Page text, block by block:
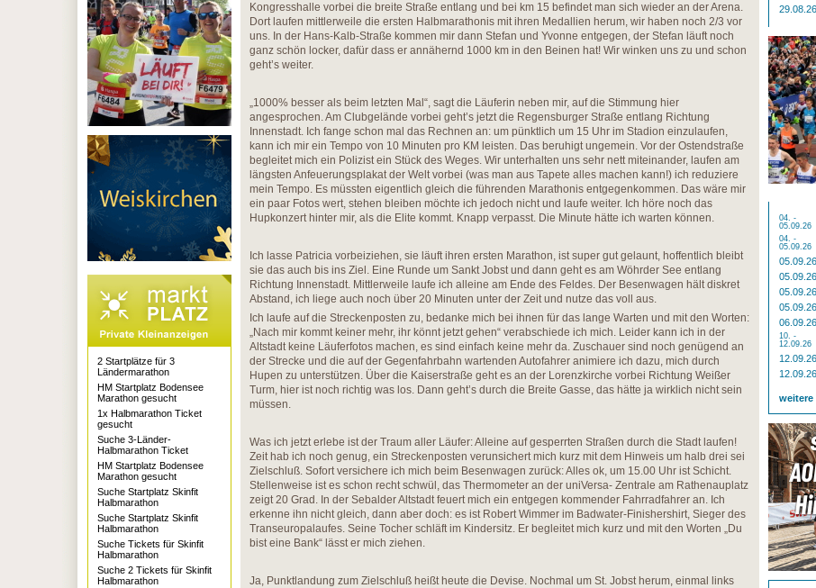
Kongresshalle vorbei die breite Straße entlang und bei km 15 befindet man sich wieder an der Arena.
Dort laufen mittlerweile die ersten Halbmarathonis mit ihren Medallien herum, wir haben noch 2/3 vor
uns. In der Hans-Kalb-Straße kommen mir dann Stefan und Yvonne entgegen, der Stefan läuft noch
ganz schön locker, dafür dass er annähernd 1000 km in den Beinen hat! Wir winken uns zu und schon
geht’s weiter.
„1000% besser als beim letzten Mal“, sagt die Läuferin neben mir, auf die Stimmung hier
angesprochen. Am Clubgelände vorbei geht’s jetzt die Regensburger Straße entlang Richtung
Innenstadt. Ich fange schon mal das Rechnen an: um pünktlich um 15 Uhr im Stadion einzulaufen,
kann ich mir ein Tempo von 10 Minuten pro KM leisten. Das beruhigt ungemein. Vor der Ostendstraße
begleitet mich ein Polizist ein Stück des Weges. Wir unterhalten uns sehr nett miteinander, laufen am
längsten Anfeuerungsplakat der Welt vorbei (was man aus Tapete alles machen kann!) ich reduziere
mein Tempo. Es müssten eigentlich gleich die führenden Marathonis entgegenkommen. Das wäre mir
ein paar Fotos wert, stehen bleiben möchte ich jedoch nicht und laufe weiter. Ich höre noch das
Hupkonzert hinter mir, als die Elite kommt. Knapp verpasst. Die Minute hätte ich warten können.
Ich lasse Patricia vorbeiziehen, sie läuft ihren ersten Marathon, ist super gut gelaunt, hoffentlich bleibt
sie das auch bis ins Ziel. Eine Runde um Sankt Jobst und dann geht es am Wöhrder See entlang
Richtung Innenstadt. Mittlerweile laufe ich alleine am Ende des Feldes. Der Besenwagen hält diskret
Abstand, ich liege auch noch über 20 Minuten unter der Zeit und nutze das voll aus.
Ich laufe auf die Streckenposten zu, bedanke mich bei ihnen für das lange Warten und mit den Worten:
„Nach mir kommt keiner mehr, ihr könnt jetzt gehen“ verabschiede ich mich. Leider kann ich in der
Altstadt keine Läuferfotos machen, es sind einfach keine mehr da. Zuschauer sind noch genügend an
der Strecke und die auf der Gegenfahrbahn wartenden Autofahrer animiere ich dazu, mich durch
Hupen zu unterstützen. Über die Kaiserstraße geht es an der Lorenzkirche vorbei Richtung Weißer
Turm, hier ist noch richtig was los. Dann geht’s durch die Breite Gasse, das hätte ja wirklich nicht sein
müssen.
Was ich jetzt erlebe ist der Traum aller Läufer: Alleine auf gesperrten Straßen durch die Stadt laufen!
Zeit hab ich noch genug, ein Streckenposten verunsichert mich kurz mit dem Hinweis um halb drei sei
Zielschluß. Sofort versichere ich mich beim Besenwagen zurück: Alles ok, um 15.00 Uhr ist Schicht.
Stellenweise ist es schon recht schwül, das Thermometer an der uniVersa- Zentrale am Rathenauplatz
zeigt 20 Grad. In der Sebalder Altstadt feuert mich ein entgegen kommender Fahrradfahrer an. Ich
erkenne ihn nicht gleich, dann aber doch: es ist Robert Wimmer im Badwater-Finishershirt, Sieger des
Transeuropalaufes. Seine Tocher schläft im Kindersitz. Er begleitet mich kurz und mit den Worten „Du
bist eine Bank“ lässt er mich ziehen.
Ja, Punktlandung zum Zielschluß heißt heute die Devise. Nochmal um St. Jobst herum, einmal links
29.08.26
04. -
05.09.26
04. -
05.09.26
05.09.26
05.09.26
05.09.26
05.09.26
06.09.26
10. -
12.09.26
12.09.26
12.09.26
weitere
2 Startplätze für 3
Ländermarathon
HM Startplatz Bodensee
Marathon gesucht
1x Halbmarathon Ticket
gesucht
Suche 3-Länder-
Halbmarathon Ticket
HM Startplatz Bodensee
Marathon gesucht
Suche Startplatz Skinfit
Halbmarathon
Suche Startplatz Skinfit
Halbmarathon
Suche Tickets für Skinfit
Halbmarathon
Suche 2 Tickets für Skinfit
Halbmarathon